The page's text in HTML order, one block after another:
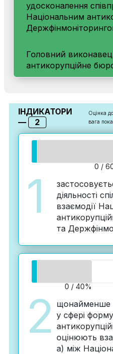
удосконалення
Національним
Головний
антикорупційне
ІНДИКАТОРИ
—
2
Оцінка
вага
1
0 /
діяльності
взаємодії
та
2
0 / 40%
щонайменше
у сфері
оцінюють
а) між